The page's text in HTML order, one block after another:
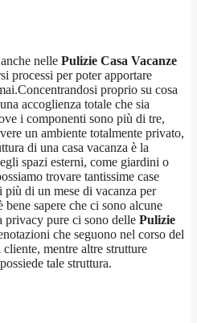
nelle Pulizie Casa Vacanze
processi per poter apportare
proprio su cosa
accoglienza totale che sia
i componenti sono più di tre,
un ambiente totalmente privato,
di una casa vacanza è la
spazi esterni, come giardini o
trovare tantissime case
più di un mese di vacanza per
bene sapere che ci sono alcune
privacy pure ci sono delle Pulizie
che seguono nel corso del
mentre altre strutture
tale struttura.